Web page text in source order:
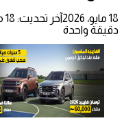
18 مايو، 2026
آخر تحديث: 18 مايو، 2026
دقيقة واحدة